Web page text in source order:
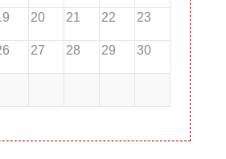
20 21 22 23
27 28 29 30